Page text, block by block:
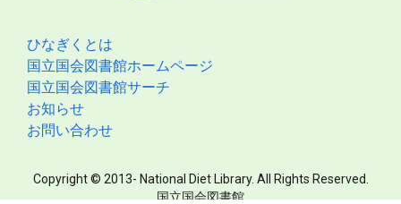
ひなぎくとは
国立国会図書館ホームページ
国立国会図書館サーチ
お知らせ
お問い合わせ
Copyright © 2013- National Diet Library. All Rights Reserved.